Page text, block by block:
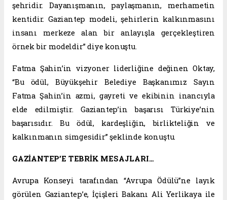
şehridir. Dayanışmanın, paylaşmanın, merhametin
kentidir. Gaziantep modeli, şehirlerin kalkınmasını
insanı merkeze alan bir anlayışla gerçekleştiren
örnek bir modeldir” diye konuştu.
Fatma Şahin’in vizyoner liderliğine değinen Oktay,
“Bu ödül, Büyükşehir Belediye Başkanımız Sayın
Fatma Şahin’in azmi, gayreti ve ekibinin inancıyla
elde edilmiştir. Gaziantep’in başarısı Türkiye’nin
başarısıdır. Bu ödül, kardeşliğin, birlikteliğin ve
kalkınmanın simgesidir” şeklinde konuştu.
GAZİANTEP’E TEBRİK MESAJLARI…
Avrupa Konseyi tarafından “Avrupa Ödülü”ne layık
görülen Gaziantep’e, İçişleri Bakanı Ali Yerlikaya ile